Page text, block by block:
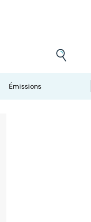
Émissions